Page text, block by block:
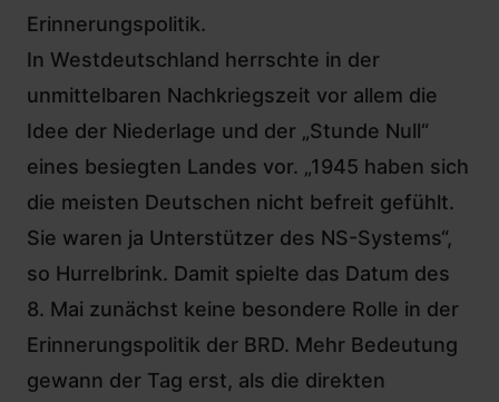
Erinnerungspolitik.
In Westdeutschland herrschte in der
unmittelbaren Nachkriegszeit vor allem die
Idee der Niederlage und der „Stunde Null“
eines besiegten Landes vor. „1945 haben sich
die meisten Deutschen nicht befreit gefühlt.
Sie waren ja Unterstützer des NS-Systems“,
so Hurrelbrink. Damit spielte das Datum des
8. Mai zunächst keine besondere Rolle in der
Erinnerungspolitik der BRD. Mehr Bedeutung
gewann der Tag erst, als die direkten